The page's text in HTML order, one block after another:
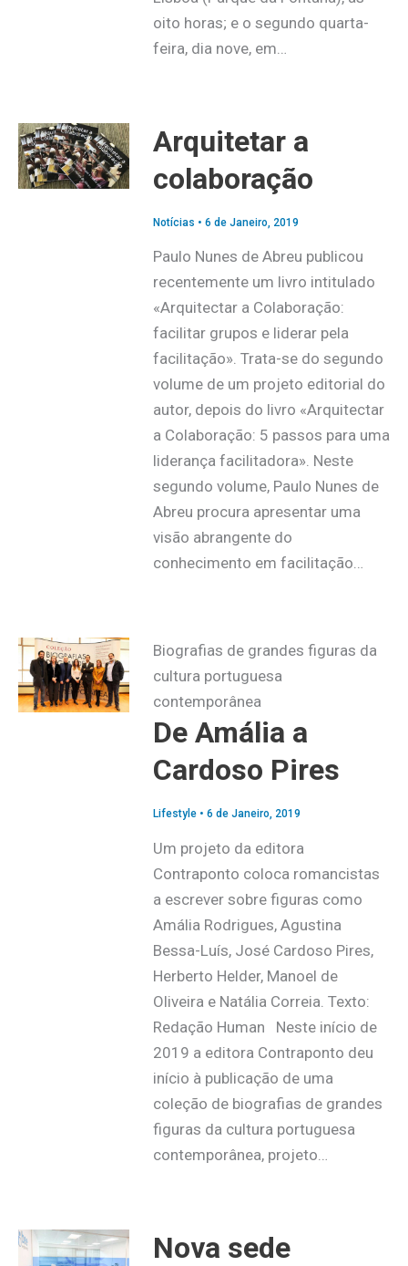
oito horas; e o segundo quarta-
feira, dia nove, em…
Arquitetar a
colaboração
Notícias • 6 de Janeiro, 2019
Paulo Nunes de Abreu publicou
recentemente um livro intitulado
«Arquitectar a Colaboração:
facilitar grupos e liderar pela
facilitação». Trata-se do segundo
volume de um projeto editorial do
autor, depois do livro «Arquitectar
a Colaboração: 5 passos para uma
liderança facilitadora». Neste
segundo volume, Paulo Nunes de
Abreu procura apresentar uma
visão abrangente do
conhecimento em facilitação…
Biografias de grandes figuras da
cultura portuguesa
contemporânea
De Amália a
Cardoso Pires
Lifestyle• 6 de Janeiro, 2019
Um projeto da editora
Contraponto coloca romancistas
a escrever sobre figuras como
Amália Rodrigues, Agustina
Bessa-Luís, José Cardoso Pires,
Herberto Helder, Manoel de
Oliveira e Natália Correia. Texto:
Redação Human Neste início de
2019 a editora Contraponto deu
início à publicação de uma
coleção de biografias de grandes
figuras da cultura portuguesa
contemporânea, projeto…
Nova sede